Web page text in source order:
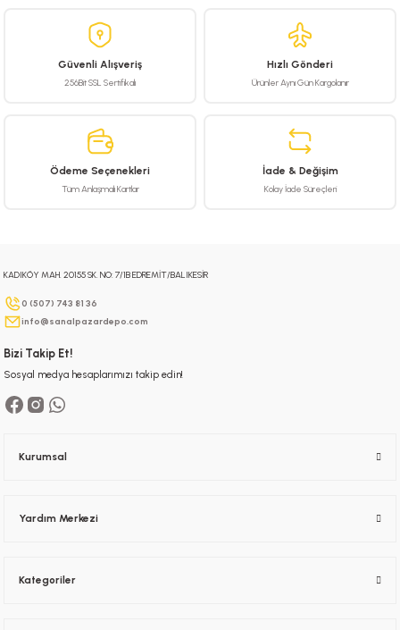
Görüş ve önerileriniz için teşekkür ederiz.
Ürün resmi kalitesiz, bozuk veya görüntülenemiyor.
Ürün bilgilerinde hatalar bulunuyor.
Ürün fiyatı diğer sitelerden daha pahalı.
Bu ürüne benzer farklı alternatifler olmalı.
Güvenli Alışveriş
256Bit SSL Sertifikalı
Hızlı Gönderi
Ürünler Aynı Gün Kargolanır
Ödeme Seçenekleri
Tüm Anlaşmalı Kartlar
İade & Değişim
Kolay İade Süreçleri
KADIKÖY MAH. 20155 SK. NO: 7/1B EDREMİT/BALIKESİR
0 (507) 743 81 36
info@sanalpazardepo.com
Bizi Takip Et!
Sosyal medya hesaplarımızı takip edin!
Kurumsal
Yardım Merkezi
Kategoriler